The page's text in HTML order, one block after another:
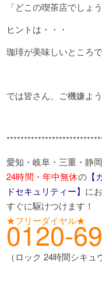
「どこの喫茶店でしょ
ヒントは・・・
珈琲が美味しいところで
では皆さん、ご機嫌
愛知・岐阜・三重・静
24時間・年中無休の【
ドセキュリティー】 に
すぐに駆けつけます！
★フリーダイヤル★
0120-
（ロック 24時間シキュ